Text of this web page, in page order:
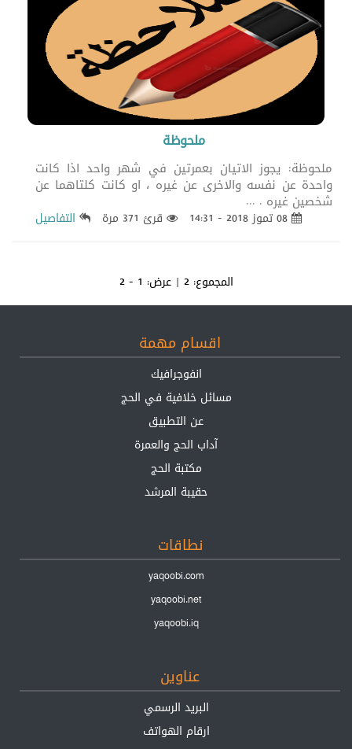
ملحوظة
ملحوظة: يجوز الاتيان بعمرتين في شهر واحد اذا كانت
واحدة عن نفسه والاخرى عن غيره ، او كانت كلتاهما عن
شخصين غيره . ...
قرئ 371 مرة التفاصيل
المجموع:2 | عرض: 1 - 2
اقسام مهمة
انفوجرافيك
مسائل خلافية في الحج
عن التطبيق
آداب الحج والعمرة
مكتبة الحج
حقيبة المرشد
نطاقات
yaqoobi.com
yaqoobi.net
yaqoobi.iq
عناوين
البريد الرسمي
ارقام الهواتف